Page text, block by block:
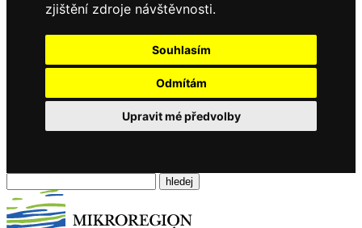
zjištění zdroje návštěvnosti.
Souhlasím
Odmítám
Upravit mé předvolby